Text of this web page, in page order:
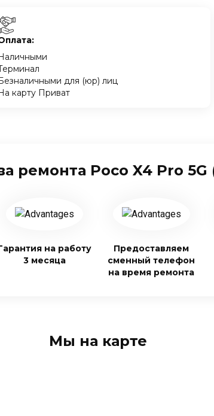
для (юр) лиц
карту Приват
ремонта Poco X4 Pro 5G
на работу
3 месяца
Предоставляем
сменный телефон
на время ремонта
Мы на карте